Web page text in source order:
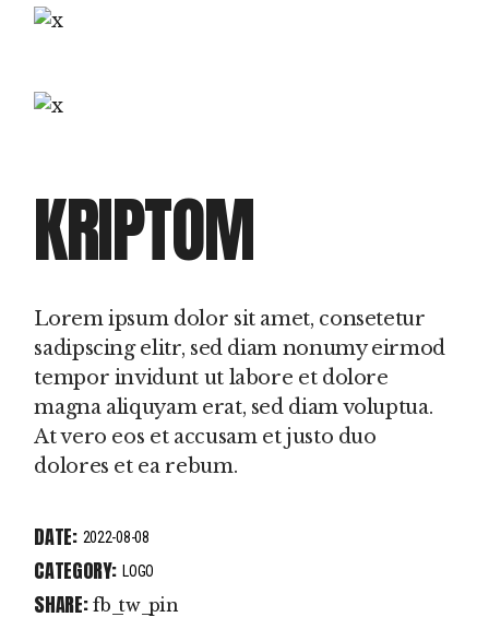
KRIPTOM
Lorem ipsum dolor sit amet, consetetur
sadipscing elitr, sed diam nonumy eirmod
tempor invidunt ut labore et dolore
magna aliquyam erat, sed diam voluptua.
At vero eos et accusam et justo duo
dolores et ea rebum.
DATE: 2022-08-08
CATEGORY: LOGO
SHARE: fb tw pin